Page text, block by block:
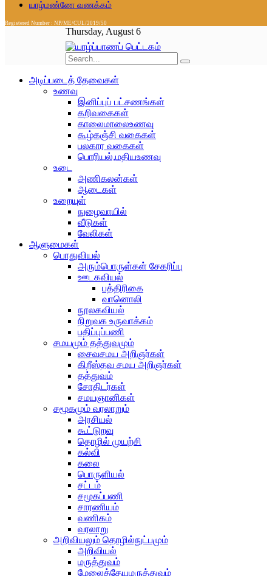
யாழ்மண்ணே வணக்கம்
Registered Number : NP/ME/CUL/2019/50
Thursday, August 6
அடிப்படைத் தேவைகள்
உணவு
இனிப்புப் பட்சணங்கள்
கறிவகைகள்
காலைமாலைஉணவு
கூழ்கஞ்சி வகைகள்
பலகார வகைகள்
பொரியல்,மதியஉணவு
உடை
அணிகலன்கள்
ஆடைகள்
உறையுள்
நுழைவாயில்
வீடுகள்
வேலிகள்
ஆளுமைகள்
பொதுவியல்
அரும்பொருள்கள் சேகரிப்பு
ஊடகவியல்
பத்திரிகை
வானொலி
நூலகவியல்
நிறுவக உருவாக்கம்
பதிப்புப்பணி
சமயமும் தத்துவமும்
சைவசமய அறிஞர்கள்
கிறீஸ்தவ சமய அறிஞர்கள்
தத்துவம்
சோதிடர்கள்
சமயஞானிகள்
சமூகமும் வரலாறும்
அரசியல்
கூட்டுறவு
தொழில் முயற்சி
கல்வி
கலை
பொருளியல்
சட்டம்
சமூகப்பணி
சாரணியம்
வணிகம்
வரலாறு
அறிவியலும் தொழில்நுட்பமும்
அறிவியல்
மருத்துவம்
மேலைத்தேயமருத்துவம்